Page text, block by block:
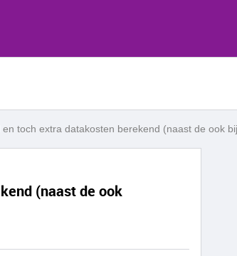
en toch extra datakosten berekend (naast de ook
(naast de ook